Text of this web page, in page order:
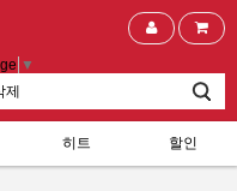
▼
히트 할인